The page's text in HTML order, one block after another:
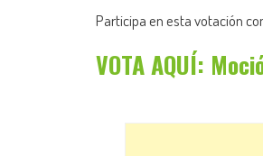
Participa en esta votación
VOTA AQUÍ: